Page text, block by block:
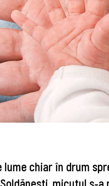
chiar în drum